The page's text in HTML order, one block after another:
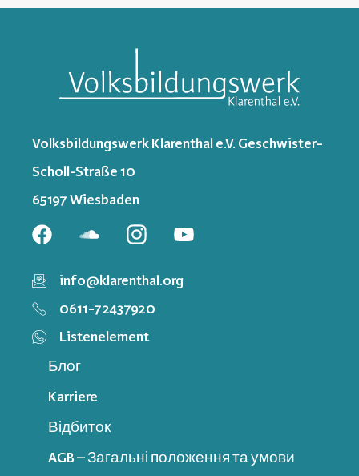
Volksbildungswerk Klarenthal e.V. Geschwister-
Scholl-Straße 10
65197 Wiesbaden
info@klarenthal.org
0611-72437920
Listenelement
Блог
Karriere
Відбиток
AGB – Загальні положення та умови